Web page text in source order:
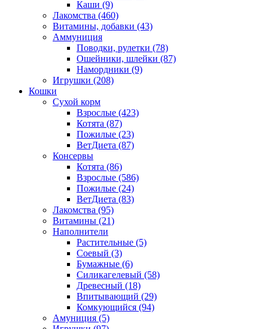
Каши (9)
Лакомства (460)
Витамины, добавки (43)
Аммуниция
Поводки, рулетки (78)
Ошейники, шлейки (87)
Намордники (9)
Игрушки (208)
Кошки
Сухой корм
Взрослые (423)
Котята (87)
Пожилые (23)
ВетДиета (87)
Консервы
Котята (86)
Взрослые (586)
Пожилые (24)
ВетДиета (83)
Лакомства (95)
Витамины (21)
Наполнители
Растительные (5)
Соевый (3)
Бумажные (6)
Силикагелевый (58)
Древесный (18)
Впитывающий (29)
Комкующийся (94)
Амуниция (5)